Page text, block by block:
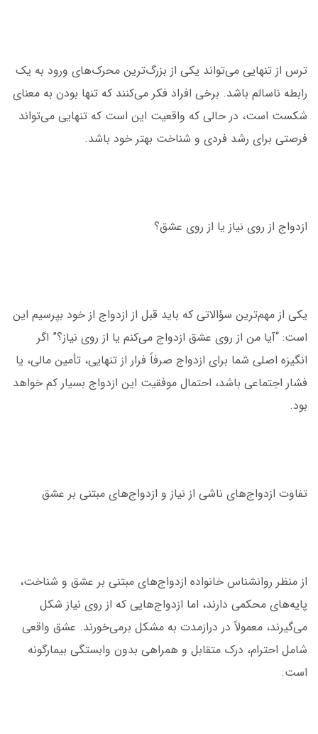
ترس از تنهایی می‌تواند یکی از بزرگ‌ترین محرک‌های ورود به یک
رابطه ناسالم باشد. برخی افراد فکر می‌کنند که تنها بودن به معنای
شکست است، در حالی که واقعیت این است که تنهایی می‌تواند
فرصتی برای رشد فردی و شناخت بهتر خود باشد.
ازدواج از روی نیاز یا از روی عشق؟
یکی از مهم‌ترین سؤالاتی که باید قبل از ازدواج از خود بپرسیم این
است: “آیا من از روی عشق ازدواج می‌کنم یا از روی نیاز؟” اگر
انگیزه اصلی شما برای ازدواج صرفاً فرار از تنهایی، تأمین مالی، یا
فشار اجتماعی باشد، احتمال موفقیت این ازدواج بسیار کم خواهد
بود.
تفاوت ازدواج‌های ناشی از نیاز و ازدواج‌های مبتنی بر عشق
از منظر روانشناس خانواده ازدواج‌های مبتنی بر عشق و شناخت،
پایه‌های محکمی دارند، اما ازدواج‌هایی که از روی نیاز شکل
می‌گیرند، معمولاً در درازمدت به مشکل برمی‌خورند. عشق واقعی
شامل احترام، درک متقابل و همراهی بدون وابستگی بیمارگونه
است.